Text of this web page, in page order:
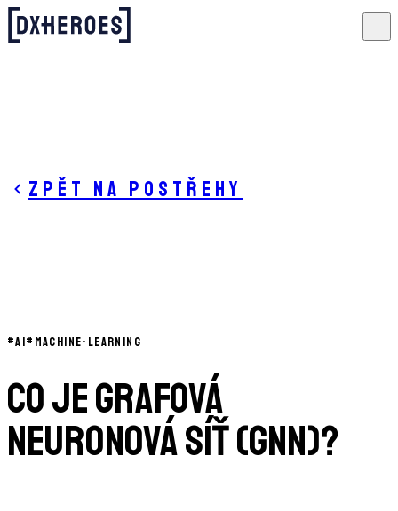
Zpět na postřehy
#AI# MACHINE-LEARNING
Co je grafová
neuronová síť (GNN)?